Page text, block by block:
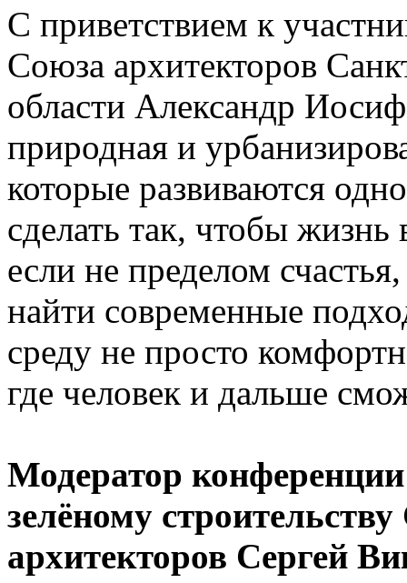
С приветствием к
Союза архитекторов
области Александр
природная и
которые развиваются
сделать так, чтобы
если не пределом
найти современные
среду не просто
где человек и дальше
Модератор
зелёному
архитекторов Сергей